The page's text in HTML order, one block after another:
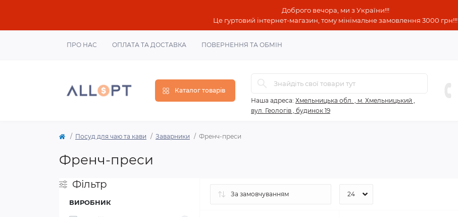
Доброго вечора, ми з України!!!
Це гуртовий інтернет-магазин, тому мінімальне замовлення 3000 грн!!!
ПРО НАС ОПЛАТА ТА ДОСТАВКА ПОВЕРНЕННЯ ТА ОБМІН
Каталог товарів
Наша адреса: Хмельницька обл. , м. Хмельницький ,
вул. Геологів , будинок 19
Посуд для чаю та кави Заварники Френч-преси
Френч-преси
Фільтр
ВИРОБНИК